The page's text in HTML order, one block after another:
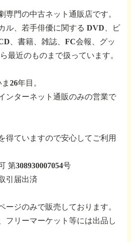
専門の中古ネット通販店です。
ル、若手俳優に関する DVD、ビ
、書籍、雑誌、FC会報、グッ
最近のものまで扱っています。
26年目。
ンターネット通販のみの営業で
得ていますので安心してご利用
第308930007054号
引届出済
ージのみで販売しております。
フリーマーケット等には出品し